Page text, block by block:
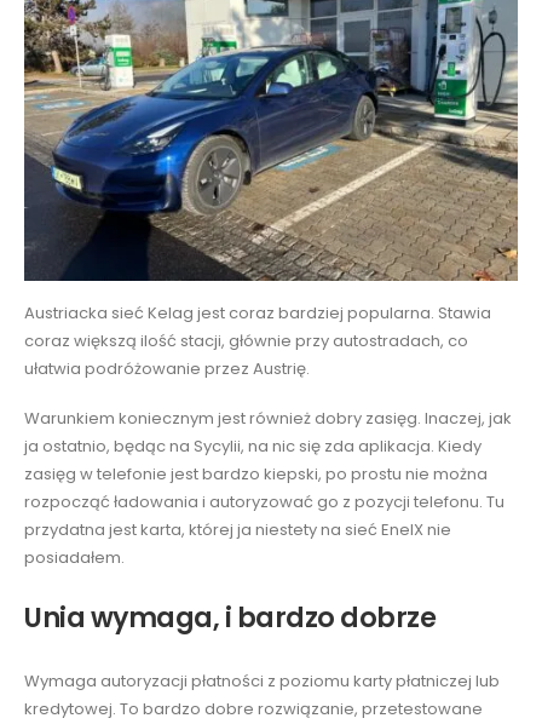
Austriacka sieć Kelag jest coraz bardziej popularna. Stawia
coraz większą ilość stacji, głównie przy autostradach, co
ułatwia podróżowanie przez Austrię.
Warunkiem koniecznym jest również dobry zasięg. Inaczej, jak
ja ostatnio, będąc na Sycylii, na nic się zda aplikacja. Kiedy
zasięg w telefonie jest bardzo kiepski, po prostu nie można
rozpocząć ładowania i autoryzować go z pozycji telefonu. Tu
przydatna jest karta, której ja niestety na sieć EnelX nie
posiadałem.
Unia wymaga, i bardzo dobrze
Wymaga autoryzacji płatności z poziomu karty płatniczej lub
kredytowej. To bardzo dobre rozwiązanie, przetestowane